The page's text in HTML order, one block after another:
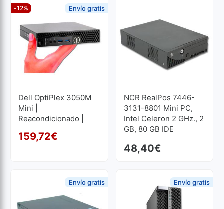
Dell OptiPlex 3050M
Mini |
Reacondicionado |
RAM | 512 GB SSD
El precio original era:
159,72€
El precio actual es:
-12% Envío gratis
NCR RealPos 7446-
3131-8801 Mini PC,
Intel Celeron 2 GHz., 2
GB, 80 GB IDE
48,40€
Envío gratis Envío gratis